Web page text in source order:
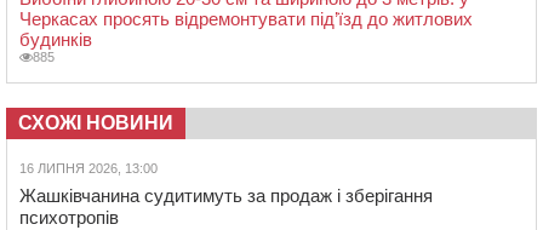
Черкасах просять відремонтувати під’їзд до житлових
будинків
885
СХОЖІ НОВИНИ
16 ЛИПНЯ 2026, 13:00
Жашківчанина судитимуть за продаж і зберігання
психотропів